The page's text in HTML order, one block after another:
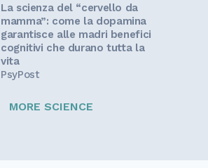
La scienza del “cervello da
mamma”: come la dopamina
garantisce alle madri benefici
cognitivi che durano tutta la
vita
PsyPost
MORE SCIENCE